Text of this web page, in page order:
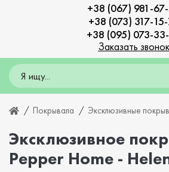
+38 (067) 981-
+38 (073) 317-
+38 (095) 073-
Заказать звонок
Покрывала Эксклюзивные
Эксклюзивное
Pepper Home -